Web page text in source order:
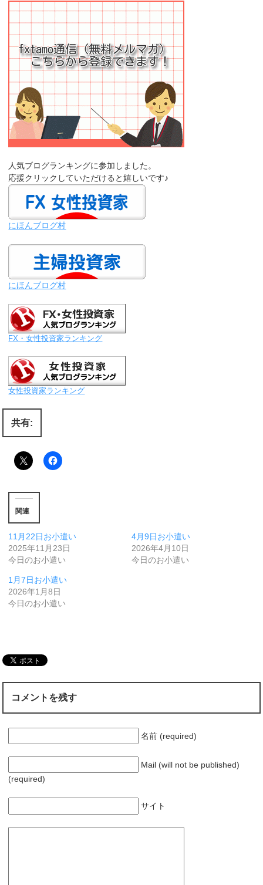
人気ブログランキングに参加しました。
応援クリックしていただけると嬉しいです♪
にほんブログ村
にほんブログ村
FX・女性投資家ランキング
女性投資家ランキング
共有:
関連
11月22日お小遣い
2025年11月23日
今日のお小遣い
4月9日お小遣い
2026年4月10日
今日のお小遣い
1月7日お小遣い
2026年1月8日
今日のお小遣い
コメントを残す
名前 (required)
Mail (will not be published)
(required)
サイト